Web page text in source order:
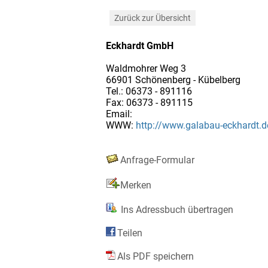
Zurück zur Übersicht
Eckhardt GmbH
Waldmohrer Weg 3
66901 Schönenberg - Kübelberg
Tel.: 06373 - 891116
Fax: 06373 - 891115
Email:
WWW: http://www.galabau-
Anfrage-Formular
Merken
Ins Adressbuch übertragen
Teilen
Als PDF speichern